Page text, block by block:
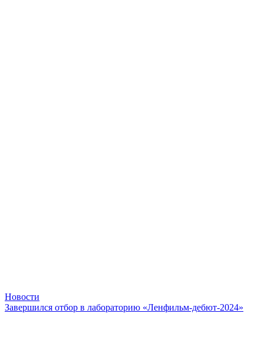
Новости
Завершился отбор в лабораторию «Ленфильм-дебют-2024»